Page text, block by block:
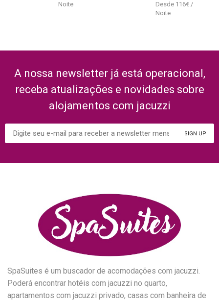
116€
A nossa newsletter já está operacional,
receba atualizações e novidades sobre
alojamentos com jacuzzi
SpaSuites é um buscador de acomodações com jacuzzi.
Poderá encontrar hotéis com jacuzzi no quarto,
apartamentos com jacuzzi privado, casas com banheira de